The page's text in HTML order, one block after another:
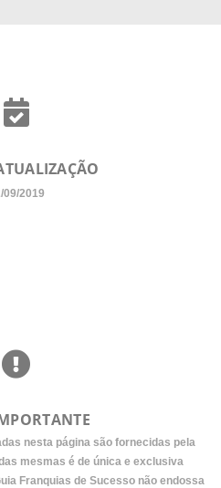
09/2019
nesta página são fornecidas pela
mesmas é de única e exclusiva
Franquias de Sucesso não endossa